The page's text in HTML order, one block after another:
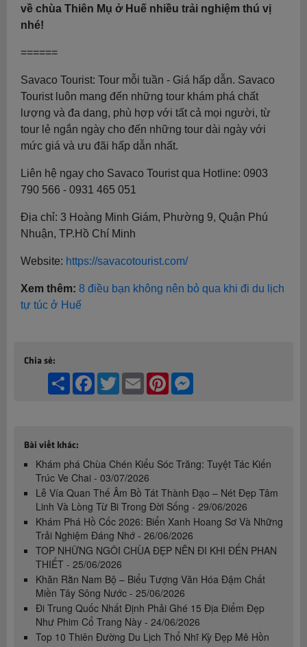
về chùa Thiên Mụ ở Huế nhiều trải nghiệm thú vị
nhé!
======
Savaco Tourist: Tour mỗi tuần - Giá hấp dẫn. Savaco
Tourist luôn mang đến những tour khám phá chất
lượng và đa dang, phù hợp với tất cả mọi người, từ
tour lẻ ngắn ngày cho đến những tour dài ngày với
mức giá và ưu đãi hấp dẫn nhất.
Liên hệ ngay cho Savaco Tourist qua Hotline: 0903
790 566 - 0931 465 051
Địa chỉ: 3 Hoàng Minh Giám, Phường 9, Quận Phú
Nhuận, TP.Hồ Chí Minh
Website: https://savacotourist.com/
Xem thêm: 8 điều bạn không nên bỏ qua khi đi du lịch
tự túc ở Huế
Chia sẻ:
Share Facebook
TwitterEmail Pinterest
Bài viết khác:
Khám phá Chùa Chén Kiểu Sóc Trăng: Tuyệt Tác Kiến
Trúc Ve Chai - 03/07/2026
Lễ Vía Quan Thế Âm Bồ Tát Thành Đạo – Nét Đẹp Tâm
Linh Và Lòng Từ Bi Trong Đời Sống - 29/06/2026
Khám Phá Hồ Cốc 2026: Biển Xanh Hoang Sơ Và Những
Trải Nghiệm Đáng Nhớ - 26/06/2026
TOP NHỮNG NGÔI CHÙA ĐẸP NÊN ĐI KHI ĐẾN PHAN
THIẾT - 25/06/2026
Khăn Rằn Nam Bộ – Biểu Tượng Văn Hóa Đậm Chất
Miền Tây Sông Nước - 25/06/2026
Đi Trung Quốc Nhất Định Phải Ghé 15 Địa Điểm Đẹp
Như Phim Cổ Trang Này - 24/06/2026
Top 10 Thiên Đường Du Lịch Thổ Nhĩ Kỳ Đẹp Mê Hồn